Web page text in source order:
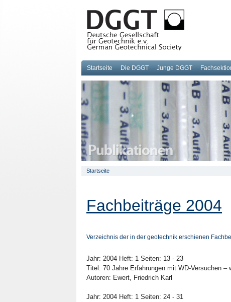
Startseite Die DGGT Junge DGGT
Startseite
Fachbeiträge 2004
Verzeichnis der in der geotechnik erschienen
Jahr: 2004 Heft: 1 Seiten: 13 - 23
Titel: 70 Jahre Erfahrungen mit WD-Versuchen –
Autoren: Ewert, Friedrich Karl
Jahr: 2004 Heft: 1 Seiten: 24 - 31